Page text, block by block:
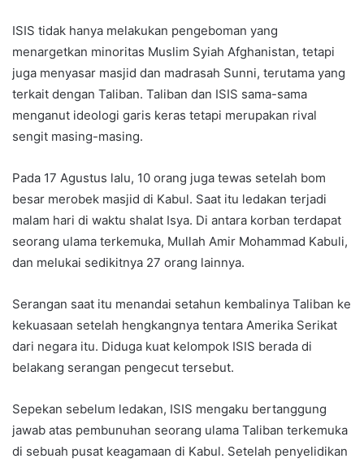
ISIS tidak hanya melakukan pengeboman yang
menargetkan minoritas Muslim Syiah Afghanistan, tetapi
juga menyasar masjid dan madrasah Sunni, terutama yang
terkait dengan Taliban. Taliban dan ISIS sama-sama
menganut ideologi garis keras tetapi merupakan rival
sengit masing-masing.
Pada 17 Agustus lalu, 10 orang juga tewas setelah bom
besar merobek masjid di Kabul. Saat itu ledakan terjadi
malam hari di waktu shalat Isya. Di antara korban terdapat
seorang ulama terkemuka, Mullah Amir Mohammad Kabuli,
dan melukai sedikitnya 27 orang lainnya.
Serangan saat itu menandai setahun kembalinya Taliban ke
kekuasaan setelah hengkangnya tentara Amerika Serikat
dari negara itu. Diduga kuat kelompok ISIS berada di
belakang serangan pengecut tersebut.
Sepekan sebelum ledakan, ISIS mengaku bertanggung
jawab atas pembunuhan seorang ulama Taliban terkemuka
di sebuah pusat keagamaan di Kabul. Setelah penyelidikan